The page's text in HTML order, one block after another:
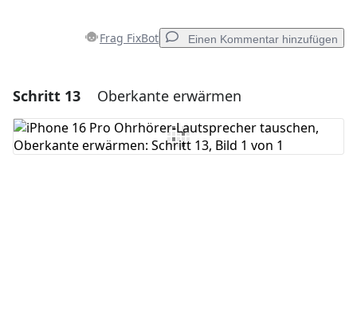
Frag FixBot Einen Kommentar hinzufügen
Einen Kommentar hinzufügen
Kommentar hinzufügen
Schritt 13 Oberkante erwärmen